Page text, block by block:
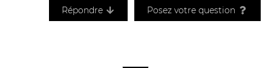
Répondre Posez votre question